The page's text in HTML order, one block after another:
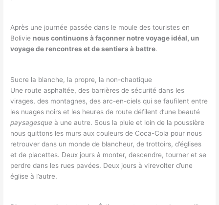
Après une journée passée dans le moule des touristes en
Bolivie nous continuons à façonner notre voyage idéal, un
voyage de rencontres et de sentiers à battre.
Sucre la blanche, la propre, la non-chaotique
Une route asphaltée, des barrières de sécurité dans les
virages, des montagnes, des arc-en-ciels qui se faufilent entre
les nuages noirs et les heures de route défilent d’une beauté
paysagesque à une autre. Sous la pluie et loin de la poussière
nous quittons les murs aux couleurs de Coca-Cola pour nous
retrouver dans un monde de blancheur, de trottoirs, d’églises
et de placettes. Deux jours à monter, descendre, tourner et se
perdre dans les rues pavées. Deux jours à virevolter d’une
église à l’autre.